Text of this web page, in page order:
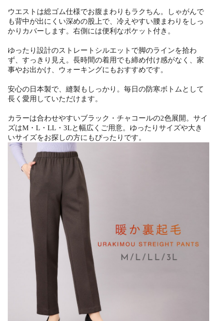
ウエストは総ゴム仕様でお腹まわりもラクちん。しゃがんで
も背中が出にくい深めの股上で、冷えやすい腰まわりをしっ
かりカバーします。右側には便利なポケット付き。
ゆったり設計のストレートシルエットで脚のラインを拾わ
ず、すっきり見え。長時間の着用でも締め付け感がなく、家
事やお出かけ、ウォーキングにもおすすめです。
安心の日本製で、縫製もしっかり。毎日の防寒ボトムとして
長く愛用していただけます。
カラーは合わせやすいブラック・チャコールの2色展開。サイ
ズはM・L・LL・3Lと幅広くご用意。ゆったりサイズや大き
いサイズをお探しの方にもぴったりです。